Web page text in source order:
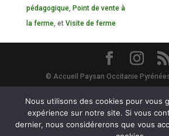
pédagogique, Point de vente à
la ferme, et Visite de ferme
© Accueil Paysan Occitanie
Site Map Mentions Légales -
la Région Occitanie et du département de
Nous utilisons des cookies pour vous
expérience sur notre site. Si vous
dernier, nous considérerons que vous